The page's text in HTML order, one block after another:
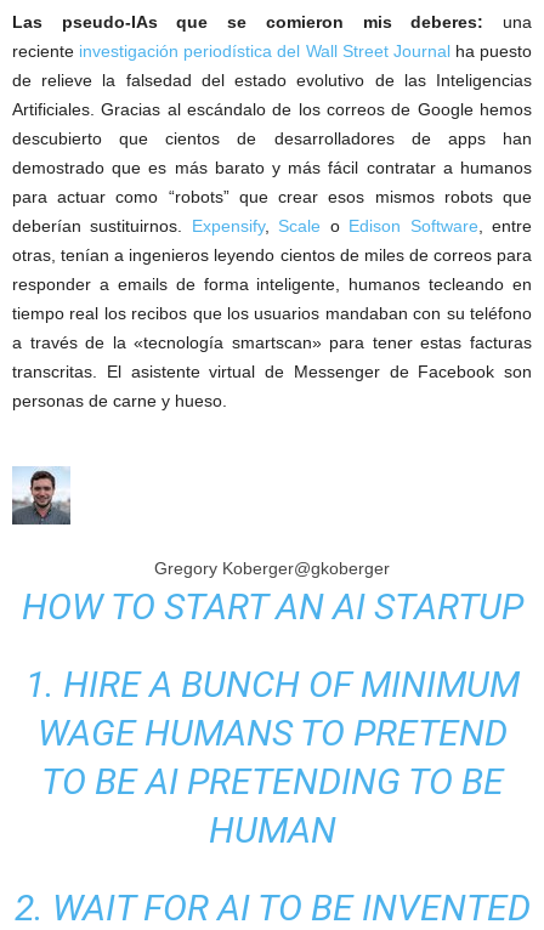
Las pseudo-IAs que se comieron mis deberes: una
reciente investigación periodística del Wall Street Journalha puesto
de relieve la falsedad del estado evolutivo de las Inteligencias
Artificiales. Gracias al escándalo de los correos de Google hemos
descubierto que cientos de desarrolladores de apps han
demostrado que es más barato y más fácil contratar a humanos
para actuar como “robots” que crear esos mismos robots que
deberían sustituirnos. Expensify, Scale o Edison Software , entre
otras, tenían a ingenieros leyendo cientos de miles de correos para
responder a emails de forma inteligente, humanos tecleando en
tiempo real los recibos que los usuarios mandaban con su teléfono
a través de la «tecnología smartscan» para tener estas facturas
transcritas. El asistente virtual de Messenger de Facebook son
personas de carne y hueso.
Gregory Koberger@gkoberger
HOW TO START AN AI STARTUP
1. HIRE A BUNCH OF MINIMUM
WAGE HUMANS TO PRETEND
TO BE AI PRETENDING TO BE
HUMAN
2. WAIT FOR AI TO BE INVENTED